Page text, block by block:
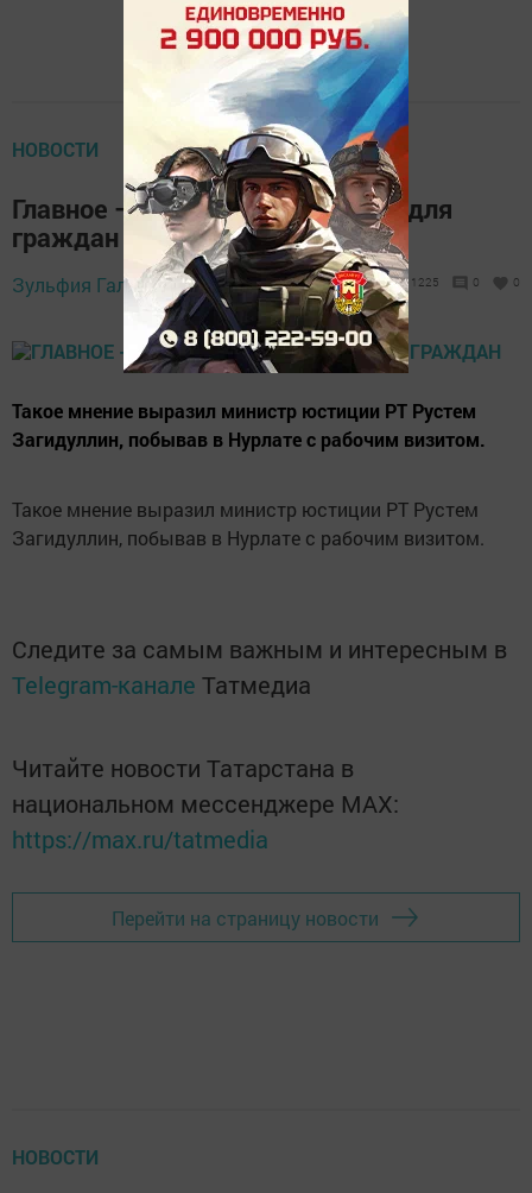
НОВОСТИ
Главное – комфортные условия для
граждан
Зульфия Галиуллина, 31 июля 2019 -
16:50
1225 0 0
Такое мнение выразил министр юстиции РТ Рустем
Загидуллин, побывав в Нурлате с рабочим визитом.
Такое мнение выразил министр юстиции РТ Рустем
Загидуллин, побывав в Нурлате с рабочим визитом.
Следите за самым важным и интересным в
Telegram-канале Татмедиа
Читайте новости Татарстана в
национальном мессенджере MАХ:
https://max.ru/tatmedia
Перейти на страницу новости
НОВОСТИ